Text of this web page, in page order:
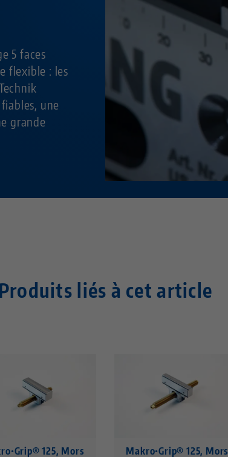
5 faces
flexible : les
une
grande
Produits liés à cet article
125, Mors Makro•Grip® 125, Mors